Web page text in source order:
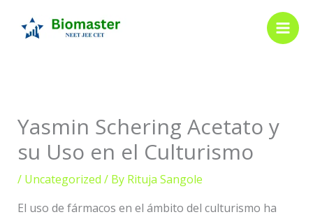
Yasmin Schering Acetato y
su Uso en el Culturismo
/ Uncategorized / By Rituja Sangole
El uso de fármacos en el ámbito del culturismo ha